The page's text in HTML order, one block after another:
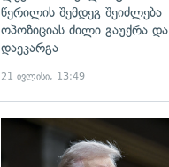
წერილის შემდეგ შეიძლება
ოპოზიციას ძილი გაუქრა და
დაეკარგა
21 ივლისი, 13:49